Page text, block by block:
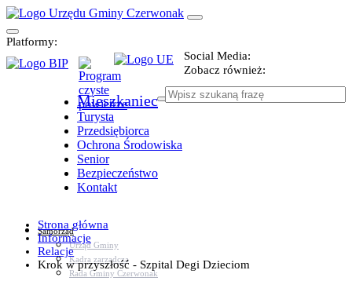
Platformy:
Social Media:
Zobacz również:
Mieszkaniec
Turysta
Przedsiębiorca
Ochrona Środowiska
Senior
Bezpieczeństwo
Kontakt
Samorząd
Urząd Gminy
Kadra zarządcza
Rada Gminy Czerwonak
Strona główna
Informacje
Relacje
Krok w przyszłość - Szpital Degi Dzieciom